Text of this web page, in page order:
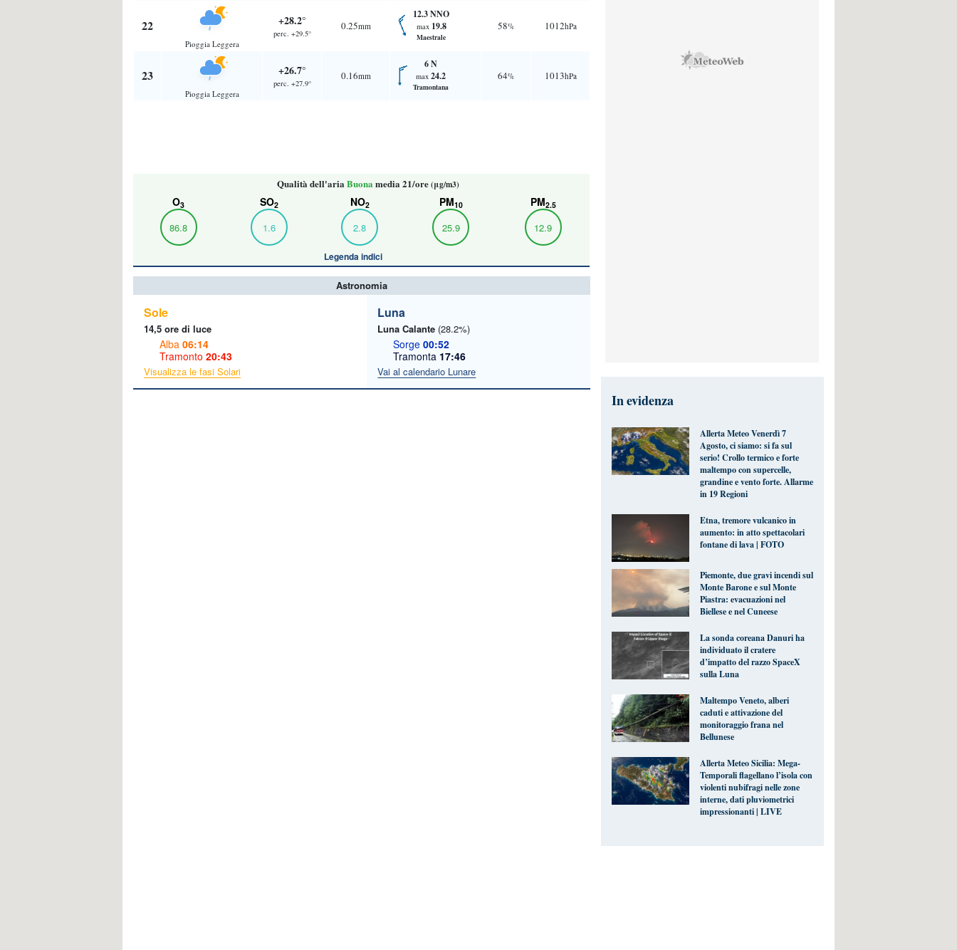
22
Pioggia Leggera
+28.2°
perc. +29.5°
0.25mm
12.3 NNO
max 19.8
Maestrale
58% 1012hPa
23
Pioggia Leggera
+26.7°
perc. +27.9°
0.16mm
6 N
max 24.2
Tramontana
64% 1013hPa
Qualità dell'ariaBuona media 21/ore(μg/m3)
O3
86.8
SO2
1.6
NO2
2.8
PM10
25.9
PM2.5
12.9
Legenda indici
Astronomia
Sole
14,5 ore di luce
Alba 06:14
Tramonto 20:43
Visualizza le fasi Solari
Luna
Luna Calante (28.2%)
Sorge 00:52
Tramonta 17:46
Vai al calendario Lunare
In evidenza
Allerta Meteo Venerdì 7
Agosto, ci siamo: si fa sul
serio! Crollo termico e forte
maltempo con supercelle,
grandine e vento forte. Allarme
in 19 Regioni
Etna, tremore vulcanico in
aumento: in atto spettacolari
fontane di lava | FOTO
Piemonte, due gravi incendi sul
Monte Barone e sul Monte
Piastra: evacuazioni nel
Biellese e nel Cuneese
La sonda coreana Danuri ha
individuato il cratere
d’impatto del razzo SpaceX
sulla Luna
Maltempo Veneto, alberi
caduti e attivazione del
monitoraggio frana nel
Bellunese
Allerta Meteo Sicilia: Mega-
Temporali flagellano l’isola con
violenti nubifragi nelle zone
interne, dati pluviometrici
impressionanti | LIVE